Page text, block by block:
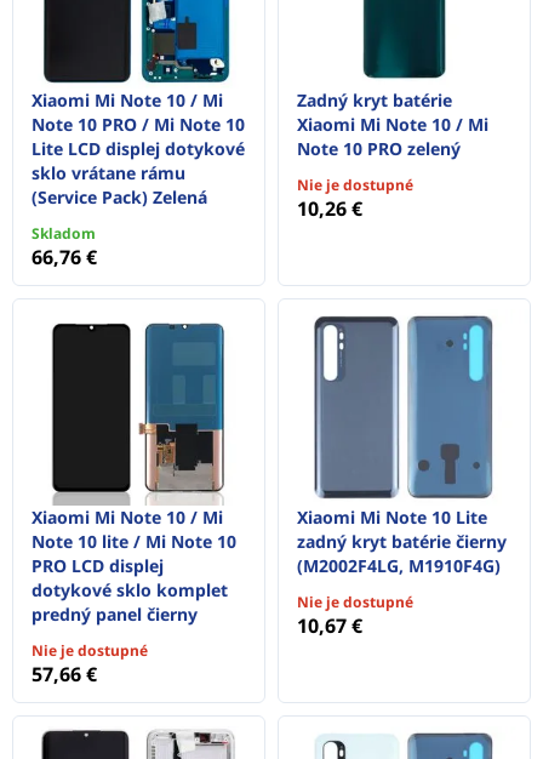
Xiaomi Mi Note 10 / Mi
Note 10 PRO / Mi Note 10
Lite LCD displej dotykové
sklo vrátane rámu
(Service Pack) Zelená
Skladom
66,76 €
Zadný kryt batérie
Xiaomi Mi Note 10 / Mi
Note 10 PRO zelený
Nie je dostupné
10,26 €
Xiaomi Mi Note 10 / Mi
Note 10 lite / Mi Note 10
PRO LCD displej
dotykové sklo komplet
predný panel čierny
Nie je dostupné
57,66 €
Xiaomi Mi Note 10 Lite
zadný kryt batérie čierny
(M2002F4LG, M1910F4G)
Nie je dostupné
10,67 €